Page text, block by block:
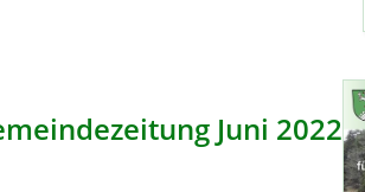
Juni 2022